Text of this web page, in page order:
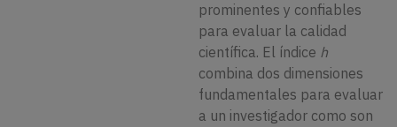
prominentes y confiables
para evaluar la calidad
científica. El índice h
combina dos dimensiones
fundamentales para evaluar
a un investigador como son